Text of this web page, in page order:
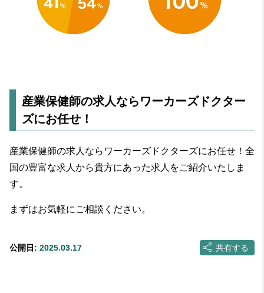
産業保健師の求人ならワーカーズドクター
ズにお任せ！
産業保健師の求人ならワーカーズドクターズにお任せ！全
国の豊富な求人から貴方にあった求人をご紹介いたしま
す。
まずはお気軽にご相談ください。
公開日: 2025.03.17 共有する